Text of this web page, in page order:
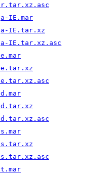
IE.mar
IE.tar.xz
IE.tar.xz.asc